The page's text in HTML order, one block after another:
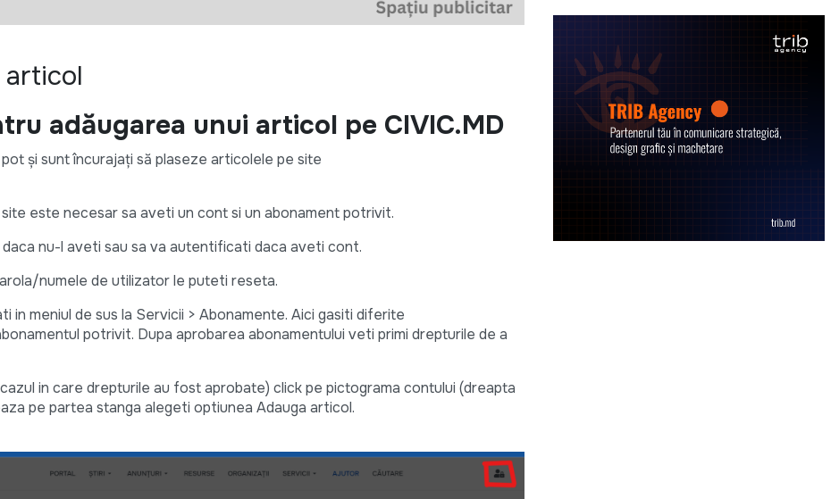
adăugarea unui articol pe CIVIC.MD
și sunt încurajați să plaseze articolele pe site
este necesar sa aveti un cont si un abonament potrivit.
nu-l aveti sau sa va autentificati daca aveti cont.
numele de utilizator le puteti reseta.
in meniul de sus la Servicii > Abonamente. Aici gasiti diferite
potrivit. Dupa aprobarea abonamentului veti primi drepturile de a
in care drepturile au fost aprobate) click pe pictograma contului (dreapta
pe partea stanga alegeti optiunea Adauga articol.